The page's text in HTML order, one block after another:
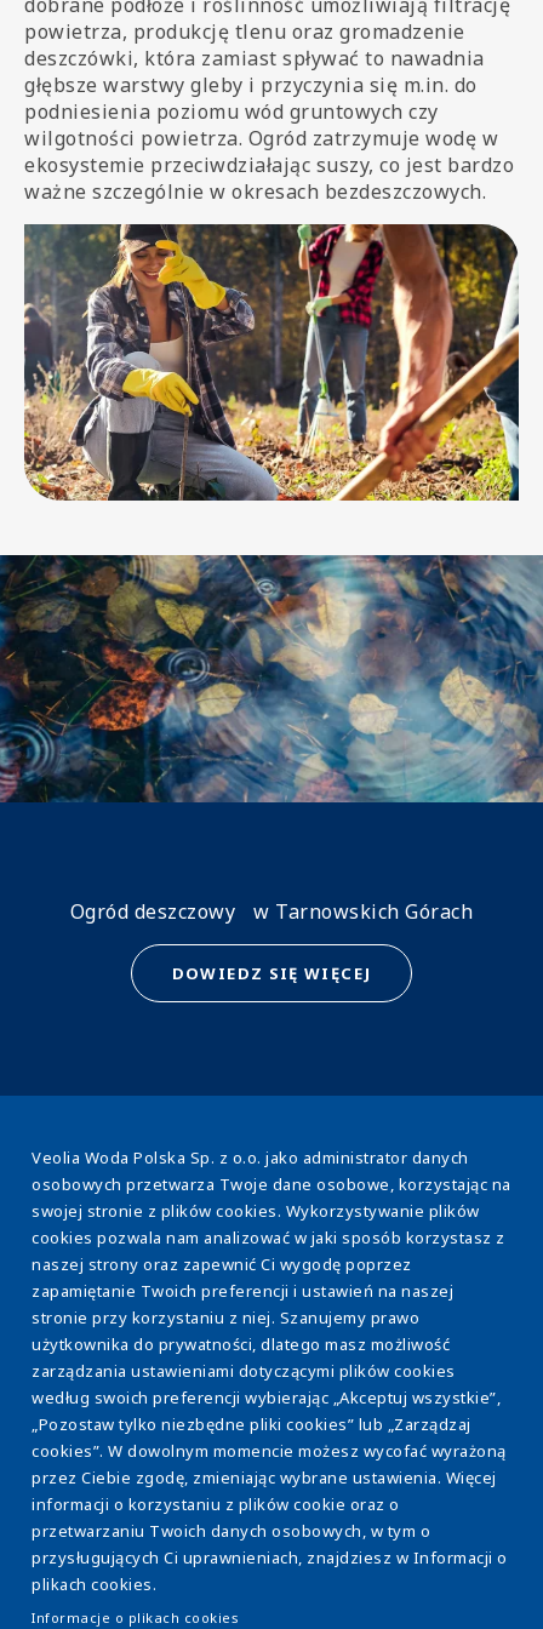
powietrza, produkcję tlenu oraz gromadzenie
deszczówki, która zamiast spływać to nawadnia
głębsze warstwy gleby i przyczynia się m.in. do
podniesienia poziomu wód gruntowych czy
wilgotności powietrza. Ogród zatrzymuje wodę w
ekosystemie przeciwdziałając suszy, co jest bardzo
ważne szczególnie w okresach bezdeszczowych.
Image
media
Image
Image
Ogród deszczowy w Tarnowskich Górach
DOWIEDZ SIĘ WIĘCEJ
Stopka
O nas
Efektywność energetyczna
Osady ściekowe
Eksploatacja WOD-KAN
Model ESCO
Strefa wiedzy
Kontakt
www.veolia.pl
Veolia Woda Polska Sp. z o.o. jako administrator danych
osobowych przetwarza Twoje dane osobowe, korzystając na
swojej stronie z plików cookies. Wykorzystywanie plików
cookies pozwala nam analizować w jaki sposób korzystasz z
naszej strony oraz zapewnić Ci wygodę poprzez
zapamiętanie Twoich preferencji i ustawień na naszej
stronie przy korzystaniu z niej. Szanujemy prawo
użytkownika do prywatności, dlatego masz możliwość
zarządzania ustawieniami dotyczącymi plików cookies
według swoich preferencji wybierając „Akceptuj wszystkie”,
„Pozostaw tylko niezbędne pliki cookies” lub „Zarządzaj
cookies”. W dowolnym momencie możesz wycofać wyrażoną
przez Ciebie zgodę, zmieniając wybrane ustawienia. Więcej
informacji o korzystaniu z plików cookie oraz o
przetwarzaniu Twoich danych osobowych, w tym o
przysługujących Ci uprawnieniach, znajdziesz w Informacji o
plikach cookies.
Informacje o plikach cookies